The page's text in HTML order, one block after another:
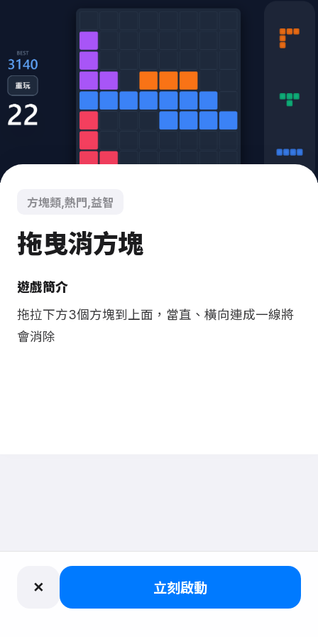
方塊類,熱門,益智
拖曳消方塊
遊戲簡介
拖拉下方3個方塊到上面，當直、橫向連成一線將
會消除
✕ 立刻啟動